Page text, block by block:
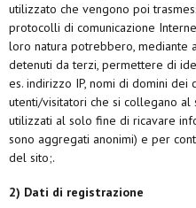
utilizzato che vengono poi
protocolli di comunicazione
loro natura potrebbero, mediante
detenuti da terzi, permettere di
es. indirizzo IP, nomi di domini dei
utenti/visitatori che si collegano al
utilizzati al solo fine di ricavare
sono aggregati anonimi) e per
del sito;.
2) Dati di registrazione